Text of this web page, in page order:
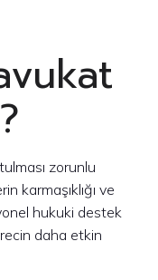
zorunlu
karmaşıklığı ve
hukuki destek
daha etkin